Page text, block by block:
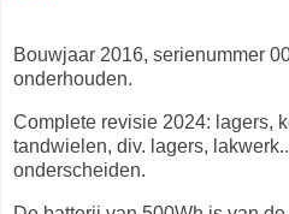
Bouwjaar 2016, serienummer
onderhouden.
Complete revisie 2024: lagers,
tandwielen, div. lagers,
onderscheiden.